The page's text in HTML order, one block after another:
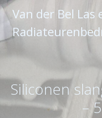
Ga
naar
inhoud
Van der Bel Las
Siliconen
–